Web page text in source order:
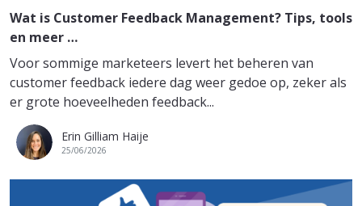
Wat is Customer Feedback Management? Tips, tools
en meer …
Voor sommige marketeers levert het beheren van
customer feedback iedere dag weer gedoe op, zeker als
er grote hoeveelheden feedback...
Erin Gilliam Haije
25/06/2026